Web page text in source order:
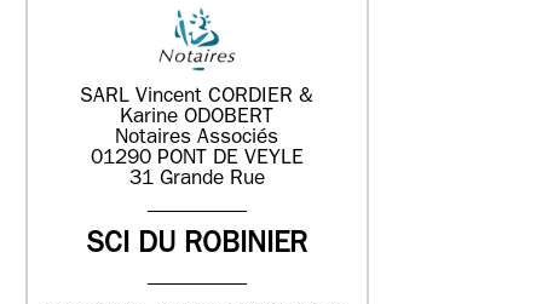
SARL Vincent CORDIER &
Karine ODOBERT
Notaires Associés
01290 PONT DE VEYLE
31 Grande Rue
SCI DU ROBINIER